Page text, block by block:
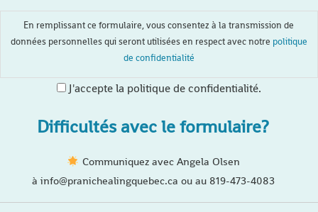
En remplissant ce formulaire, vous consentez à la transmission de
données personnelles qui seront utilisées en respect avec notre politique
de confidentialité
J'accepte la politique de confidentialité.
Difficultés avec le formulaire?
Communiquez avec Angela Olsen
à info@pranichealingquebec.ca ou au 819-473-4083